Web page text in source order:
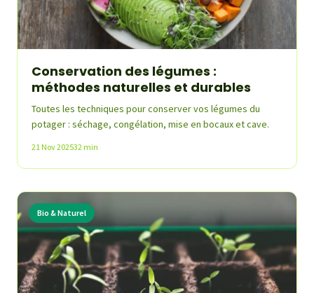
Conservation des légumes :
méthodes naturelles et durables
Toutes les techniques pour conserver vos légumes du
potager : séchage, congélation, mise en bocaux et cave.
21 Nov 202532 min
Bio & Naturel